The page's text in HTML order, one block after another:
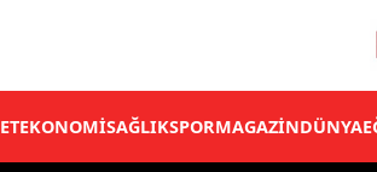
EKONOMİSAĞLIKSPORMAGAZİNDÜNYA